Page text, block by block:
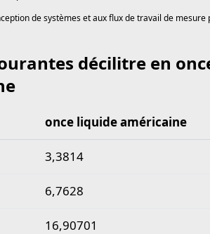
de systèmes et aux flux de travail de mesure
décilitre en
décilitre en once liquide
once liquide américaine
3,3814
6,7628
16,90701